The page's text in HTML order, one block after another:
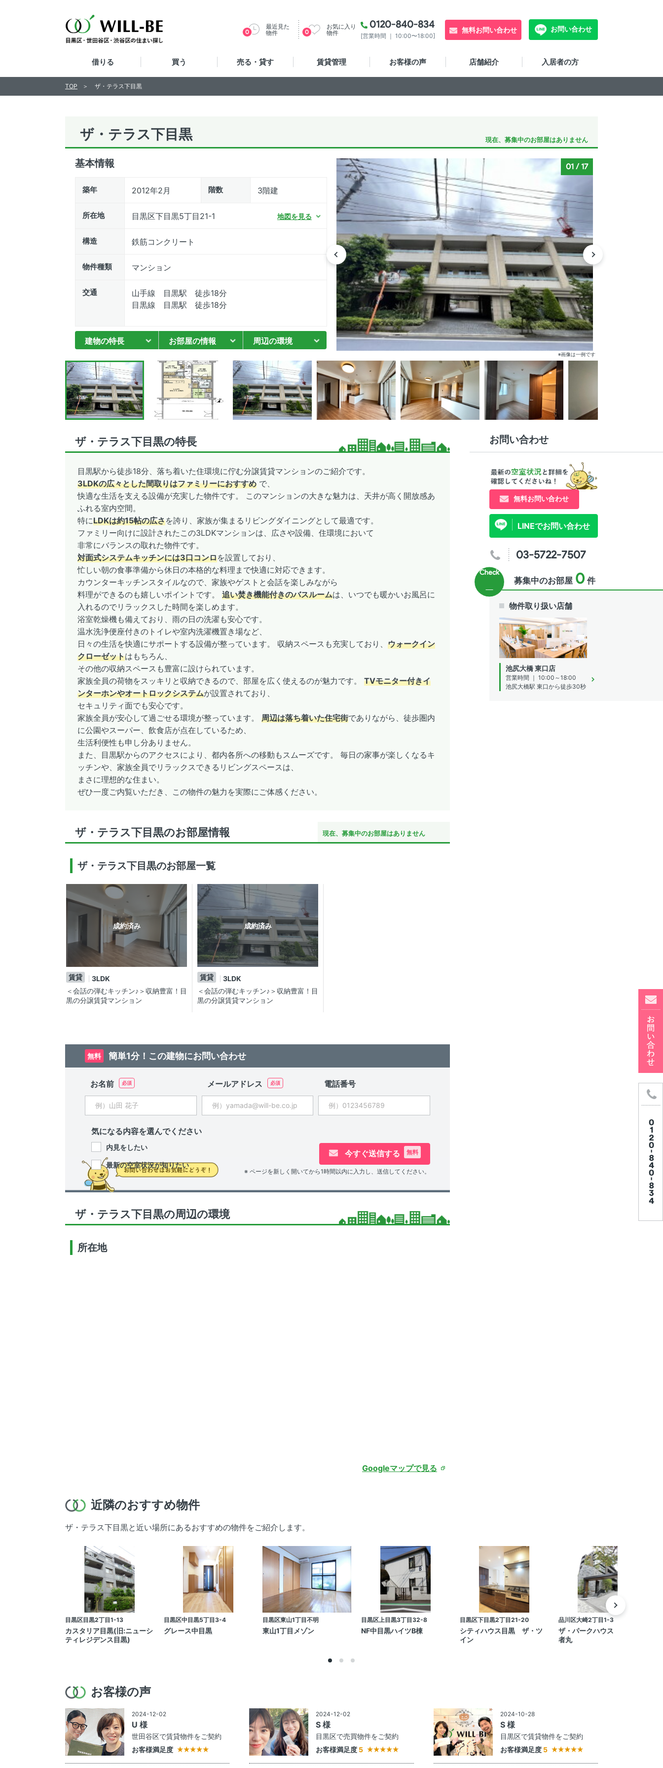
0120-840-834
[営業時間 ｜ 10:00〜18:00]
無料お問い合わせ お問い合わせ
最近見た
物件
0
お気に入り
物件
0
借りる 買う 売る・貸す 賃貸管理 お客様の声 店舗紹介 入居者の方
ザ・テラス下目黒 現在、募集中のお部屋はありません
基本情報
築年 2012年2月 階数 3階建
所在地 目黒区下目黒5丁目21-1 地図を見る
構造 鉄筋コンクリート
物件種類 マンション
交通
山手線 目黒駅 徒歩18分
目黒線 目黒駅 徒歩18分
建物の特長 お部屋の情報 周辺の環境
01 /17
※画像は一例です
ザ・テラス下目黒の特長
目黒駅から徒歩18分、落ち着いた住環境に佇む分譲賃貸マンションのご紹介です。
3LDKの広々とした間取りはファミリーにおすすめ で、
快適な生活を支える設備が充実した物件です。 このマンションの大きな魅力は、天井が高く開放感あ
ふれる室内空間。
特にLDKは約15帖の広さを誇り、家族が集まるリビングダイニングとして最適です。
ファミリー向けに設計されたこの3LDKマンションは、広さや設備、住環境において
非常にバランスの取れた物件です。
対面式システムキッチンには3口コンロを設置しており、
忙しい朝の食事準備から休日の本格的な料理まで快適に対応できます。
カウンターキッチンスタイルなので、家族やゲストと会話を楽しみながら
料理ができるのも嬉しいポイントです。 追い焚き機能付きのバスルームは、いつでも暖かいお風呂に
入れるのでリラックスした時間を楽しめます。
浴室乾燥機も備えており、雨の日の洗濯も安心です。
温水洗浄便座付きのトイレや室内洗濯機置き場など、
日々の生活を快適にサポートする設備が整っています。 収納スペースも充実しており、 ウォークイン
クローゼットはもちろん、
その他の収納スペースも豊富に設けられています。
家族全員の荷物をスッキリと収納できるので、部屋を広く使えるのが魅力です。 TVモニター付きイ
ンターホンやオートロックシステムが設置されており、
セキュリティ面でも安心です。
家族全員が安心して過ごせる環境が整っています。 周辺は落ち着いた住宅街でありながら、徒歩圏内
に公園やスーパー、飲食店が点在しているため、
生活利便性も申し分ありません。
また、目黒駅からのアクセスにより、都内各所への移動もスムーズです。 毎日の家事が楽しくなるキ
ッチンや、家族全員でリラックスできるリビングスペースは、
まさに理想的な住まい。
ぜひ一度ご内覧いただき、この物件の魅力を実際にご体感ください。
ザ・テラス下目黒のお部屋情報 現在、募集中のお部屋はありません
ザ・テラス下目黒のお部屋一覧
成約済み
賃貸
3LDK
＜会話の弾むキッチン♪＞収納豊富！目
黒の分譲賃貸マンション
成約済み
賃貸
3LDK
＜会話の弾むキッチン♪＞収納豊富！目
黒の分譲賃貸マンション
無料 簡単1分！この建物にお問い合わせ
お名前 メールアドレス 電話番号
気になる内容を選んでください
内見をしたい
最新の空室状況が知りたい
今すぐ送信する 無料
※ ページを新しく開いてから1時間以内に入力し、送信してください。
ザ・テラス下目黒の周辺の環境
所在地
Googleマップで見る
お問い合わせ
無料お問い合わせ
LINEでお問い合わせ
03-5722-7507
募集中のお部屋 0 件
物件取り扱い店舗
池尻大橋 東口店
営業時間 ｜ 10:00～18:00
池尻大橋駅 東口から徒歩30秒
近隣のおすすめ物件
ザ・テラス下目黒と近い場所にあるおすすめの物件をご紹介します。
目黒区目黒2丁目1-13
カスタリア目黒(旧:ニューシ
ティレジデンス目黒)
目黒区中目黒5丁目3-4
グレース中目黒
目黒区東山1丁目不明
東山1丁目メゾン
目黒区上目黒3丁目32-8
NF中目黒ハイツB棟
目黒区下目黒2丁目21-20
シティハウス目黒 ザ・ツ
イン
品川区大崎2丁目1-3
ザ・パークハウス 白金長
者丸
お客様の声
2024-12-02
U 様
世田谷区で賃貸物件をご契約
お客様満足度
2024-12-02
S 様
目黒区で売買物件をご契約
お客様満足度 5
2024-10-28
S 様
目黒区で賃貸物件をご契約
お客様満足度 5
TOP ザ・テラス下目黒